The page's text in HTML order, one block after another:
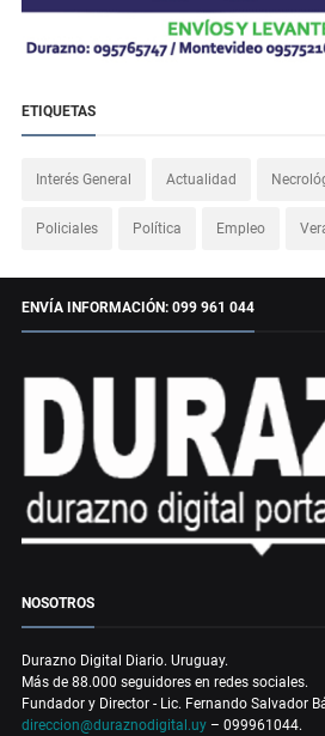
ETIQUETAS
Interés General Actualidad
Policiales Política Empleo
ENVÍA INFORMACIÓN: 099 961 044
NOSOTROS
Durazno Digital Diario. Uruguay.
Más de 88.000 seguidores en redes sociales.
Fundador y Director - Lic. Fernando Salvador
direccion@duraznodigital.uy – 099961044.